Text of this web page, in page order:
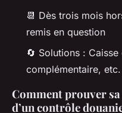
📆 Dès trois mois
remis en question
🔄 Solutions : Caisse
complémentaire, etc.
Comment prouver
d’un contrôle